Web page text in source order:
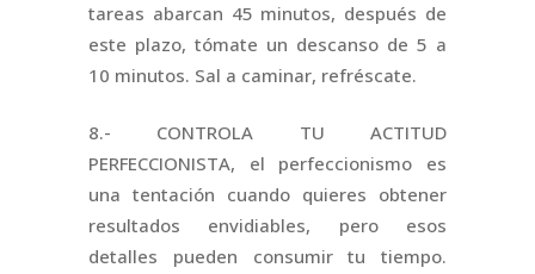
tareas abarcan 45 minutos, después de
este plazo, tómate un descanso de 5 a
10 minutos. Sal a caminar, refréscate.
8.- CONTROLA TU ACTITUD
PERFECCIONISTA, el perfeccionismo es
una tentación cuando quieres obtener
resultados envidiables, pero esos
detalles pueden consumir tu tiempo.